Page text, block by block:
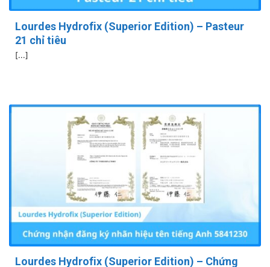
Lourdes Hydrofix (Superior Edition) – Pasteur
21 chỉ tiêu
[...]
Lourdes Hydrofix (Superior Edition) – Chứng